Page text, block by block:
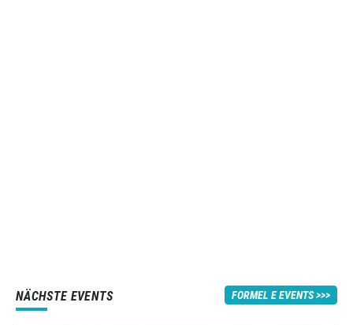
NÄCHSTE EVENTS FORMEL E EVENTS